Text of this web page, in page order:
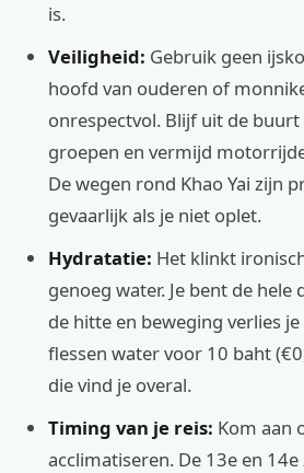
is.
Veiligheid: Gebruik geen
hoofd van ouderen of
onrespectvol. Blijf uit de
groepen en vermijd
De wegen rond Khao Yai zijn
gevaarlijk als je niet oplet.
Hydratatie: Het klinkt
genoeg water. Je bent de
de hitte en beweging verlies
flessen water voor 10 baht
die vind je overal.
Timing van je reis: Kom aan
acclimatiseren. De 13e en